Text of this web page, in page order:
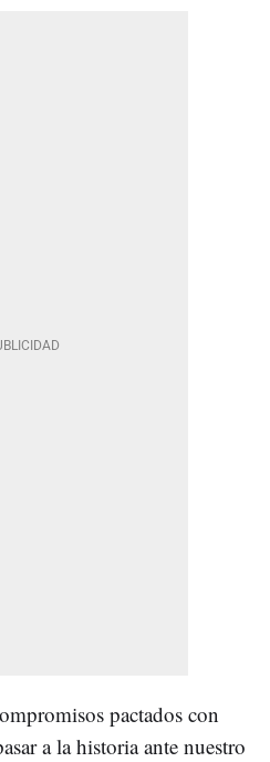
pactados con
a la historia ante nuestro